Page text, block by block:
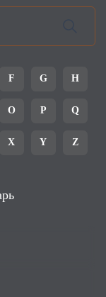
F G H
O P Q
X Y Z